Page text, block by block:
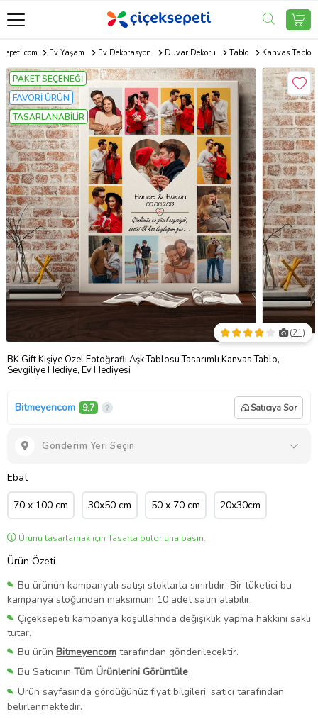
Ev Yaşam Ev Dekorasyon Duvar Dekoru Tablo Kanvas Tablo
PAKET SEÇENEĞİ
FAVORİ ÜRÜN
TASARLANABİLİR
BK Gift Kişiye Özel Fotoğraflı Aşk Tablosu Tasarımlı Kanvas Tablo,
Sevgiliye Hediye, Ev Hediyesi
(21)
Bitmeyencom 9,7 Satıcıya Sor
Gönderim Yeri Seçin
Ebat
70 x 100 cm 30x50 cm 50 x 70 cm 20x30cm
Ürünü tasarlamak için Tasarla butonuna basın.
Ürün Özeti
Bu ürünün kampanyalı satışı stoklarla sınırlıdır. Bir tüketici bu
kampanya stoğundan maksimum 10 adet satın alabilir.
Çiçeksepeti kampanya koşullarında değişiklik yapma hakkını saklı
tutar.
Bu ürün Bitmeyencom tarafından gönderilecektir.
Bu Satıcının Tüm Ürünlerini Görüntüle
Ürün sayfasında gördüğünüz fiyat bilgileri, satıcı tarafından
belirlenmektedir.